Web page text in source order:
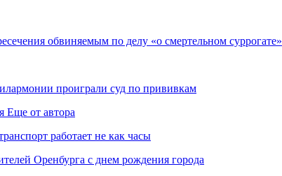
обвиняемым по делу «о смертельном суррогате»
проиграли суд по прививкам
Еще от автора
работает не как часы
Оренбурга с днем рождения города